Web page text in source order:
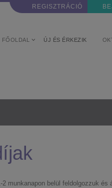
REGISZTRÁCIÓ
FŐOLDAL ÚJ ÉS ÉRKEZIK
2 munkanapon belül feldolgozzuk